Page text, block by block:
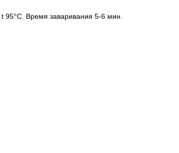
95°C. Время заваривания 5-6 мин.